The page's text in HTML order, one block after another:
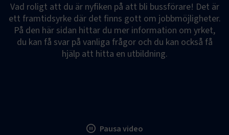
Pausa video
Vad roligt att du är nyfiken på att bli bussförare! Det är
ett framtidsyrke där det finns gott om jobbmöjligheter.
På den här sidan hittar du mer information om yrket,
du kan få svar på vanliga frågor och du kan också få
hjälp att hitta en utbildning.